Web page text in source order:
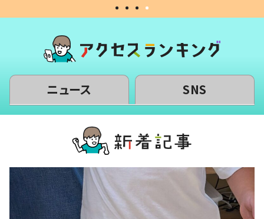
ニュース SNS